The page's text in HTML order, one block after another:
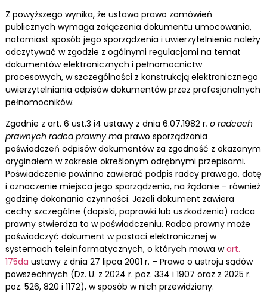
Z powyższego wynika, że ustawa prawo zamówień
publicznych wymaga załączenia dokumentu umocowania,
natomiast sposób jego sporządzenia i uwierzytelnienia należy
odczytywać w zgodzie z ogólnymi regulacjami na temat
dokumentów elektronicznych i pełnomocnictw
procesowych, w szczególności z konstrukcją elektronicznego
uwierzytelniania odpisów dokumentów przez profesjonalnych
pełnomocników.
Zgodnie z art. 6 ust.3 i4 ustawy z dnia 6.07.1982 r. o radcach
prawnych radca prawny ma prawo sporządzania
poświadczeń odpisów dokumentów za zgodność z okazanym
oryginałem w zakresie określonym odrębnymi przepisami.
Poświadczenie powinno zawierać podpis radcy prawego, datę
i oznaczenie miejsca jego sporządzenia, na żądanie – również
godzinę dokonania czynności. Jeżeli dokument zawiera
cechy szczególne (dopiski, poprawki lub uszkodzenia) radca
prawny stwierdza to w poświadczeniu. Radca prawny może
poświadczyć dokument w postaci elektronicznej w
systemach teleinformatycznych, o których mowa wart.
175da ustawy z dnia 27 lipca 2001 r. – Prawo o ustroju sądów
powszechnych (Dz. U. z 2024 r. poz. 334 i 1907 oraz z 2025 r.
poz. 526, 820 i 1172), w sposób w nich przewidziany.